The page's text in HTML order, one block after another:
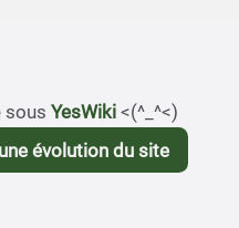
sous YesWiki <(^_^<)
évolution du site